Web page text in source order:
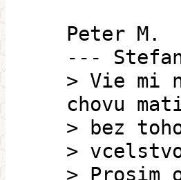
Peter M.
---
> Vie mi
chovu
> bez
>
> Prosim